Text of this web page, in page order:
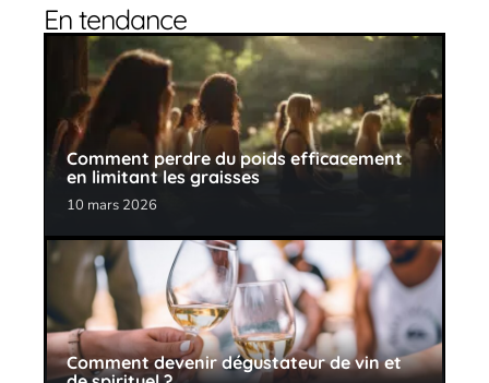
En tendance
Comment perdre du poids efficacement
en limitant les graisses
10 mars 2026
Comment devenir dégustateur de vin et